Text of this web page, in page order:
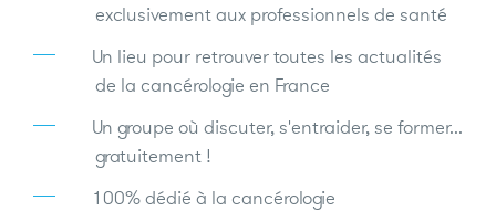
exclusivement aux professionnels de santé
Un lieu pour retrouver toutes les actualités
de la cancérologie en France
Un groupe où discuter, s'entraider, se former...
gratuitement !
100% dédié à la cancérologie